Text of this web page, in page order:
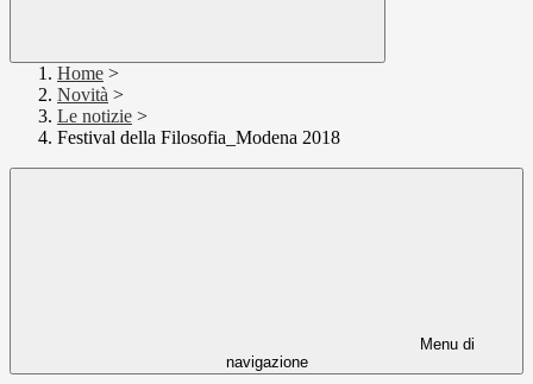
Home >
Novità >
Le notizie >
Festival della Filosofia_Modena 2018
Menu di
navigazione